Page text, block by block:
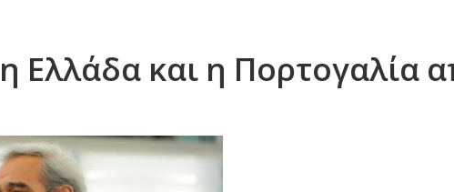
Ελλάδα και η Πορτογαλία